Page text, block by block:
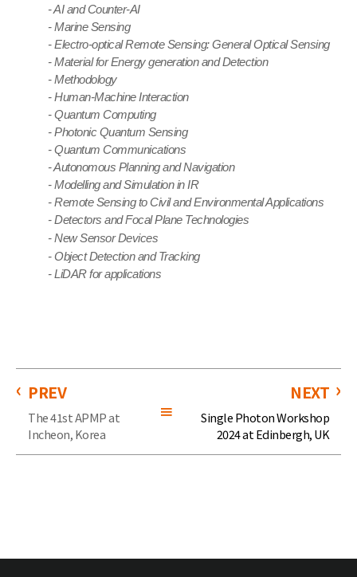
- AI and Counter-AI
- Marine Sensing
- Electro-optical Remote Sensing: General Optical Sensing
- Material for Energy generation and Detection
- Methodology
- Human-Machine Interaction
- Quantum Computing
- Photonic Quantum Sensing
- Quantum Communications
- Autonomous Planning and Navigation
- Modelling and Simulation in IR
- Remote Sensing to Civil and Environmental Applications
- Detectors and Focal Plane Technologies
-New Sensor Devices
- Object Detection and Tracking
- LiDAR for applications
PREV
The 41st APMP at
Incheon, Korea
NEXT
Single Photon Workshop
2024 at Edinbergh, UK